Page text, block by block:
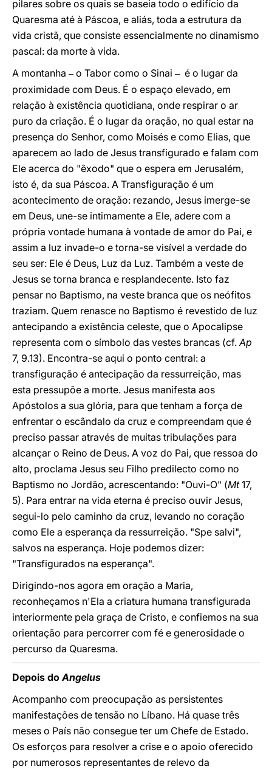
pilares sobre os quais se baseia todo o edifício da
Quaresma até à Páscoa, e aliás, toda a estrutura da
vida cristã, que consiste essencialmente no dinamismo
pascal: da morte à vida.
A montanha – o Tabor como o Sinai – é o lugar da
proximidade com Deus. É o espaço elevado, em
relação à existência quotidiana, onde respirar o ar
puro da criação. É o lugar da oração, no qual estar na
presença do Senhor, como Moisés e como Elias, que
aparecem ao lado de Jesus transfigurado e falam com
Ele acerca do "êxodo" que o espera em Jerusalém,
isto é, da sua Páscoa. A Transfiguração é um
acontecimento de oração: rezando, Jesus imerge-se
em Deus, une-se intimamente a Ele, adere com a
própria vontade humana à vontade de amor do Pai, e
assim a luz invade-o e torna-se visível a verdade do
seu ser: Ele é Deus, Luz da Luz. Também a veste de
Jesus se torna branca e resplandecente. Isto faz
pensar no Baptismo, na veste branca que os neófitos
traziam. Quem renasce no Baptismo é revestido de luz
antecipando a existência celeste, que o Apocalipse
representa com o símbolo das vestes brancas (cf.Ap
7, 9.13). Encontra-se aqui o ponto central: a
transfiguração é antecipação da ressurreição, mas
esta pressupõe a morte. Jesus manifesta aos
Apóstolos a sua glória, para que tenham a força de
enfrentar o escândalo da cruz e compreendam que é
preciso passar através de muitas tribulações para
alcançar o Reino de Deus. A voz do Pai, que ressoa do
alto, proclama Jesus seu Filho predilecto como no
Baptismo no Jordão, acrescentando: "Ouvi-O" (Mt17,
5). Para entrar na vida eterna é preciso ouvir Jesus,
segui-lo pelo caminho da cruz, levando no coração
como Ele a esperança da ressurreição. "Spe salvi",
salvos na esperança. Hoje podemos dizer:
"Transfigurados na esperança".
Dirigindo-nos agora em oração a Maria,
reconheçamos n'Ela a criatura humana transfigurada
interiormente pela graça de Cristo, e confiemos na sua
orientação para percorrer com fé e generosidade o
percurso da Quaresma.
Depois doAngelus
Acompanho com preocupação as persistentes
manifestações de tensão no Líbano. Há quase três
meses o País não consegue ter um Chefe de Estado.
Os esforços para resolver a crise e o apoio oferecido
por numerosos representantes de relevo da